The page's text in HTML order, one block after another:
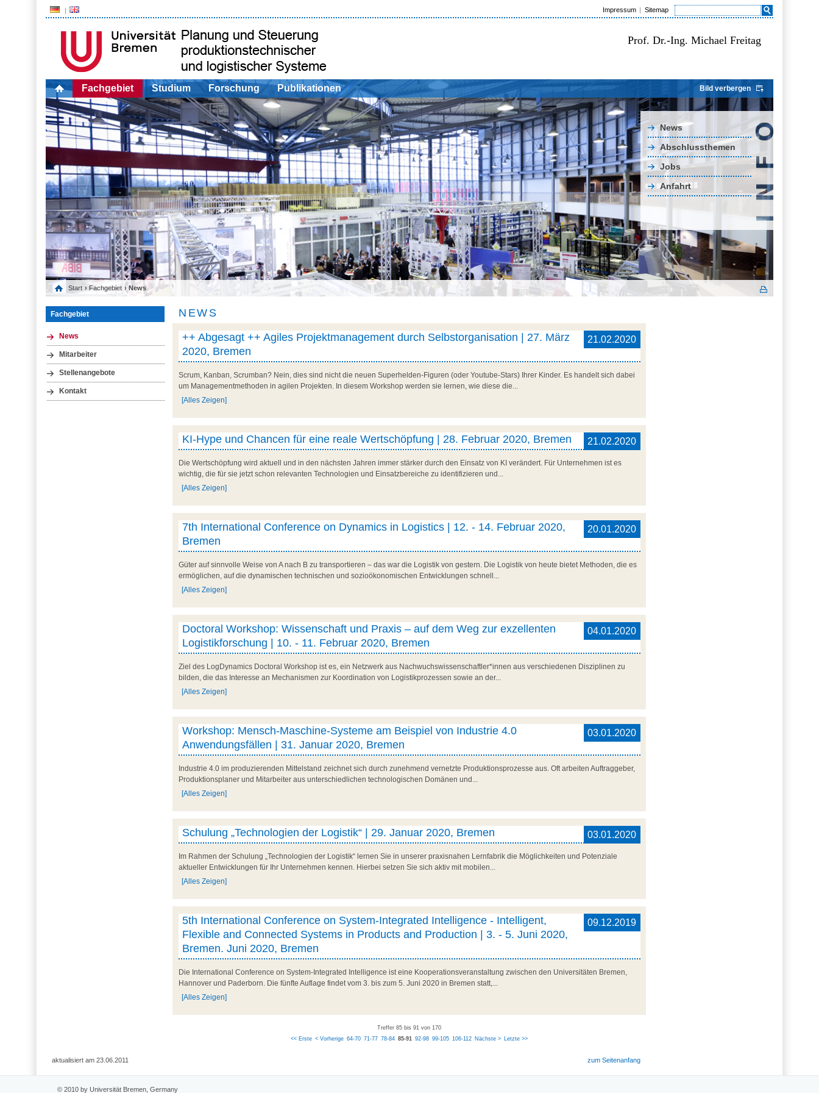
Impressum Sitemap
Prof. Dr.-Ing. Michael Freitag
Fachgebiet Studium Forschung Publikationen Bild verbergen
News
Abschlussthemen
Jobs
Anfahrt
Start › Fachgebiet › News
Fachgebiet
News
Mitarbeiter
Stellenangebote
Kontakt
NEWS
21.02.2020
++ Abgesagt ++ Agiles Projektmanagement durch Selbstorganisation | 27. März
2020, Bremen
Scrum, Kanban, Scrumban? Nein, dies sind nicht die neuen Superhelden-Figuren (oder Youtube-Stars) Ihrer Kinder. Es handelt sich dabei
um Managementmethoden in agilen Projekten. In diesem Workshop werden sie lernen, wie diese die...
[Alles Zeigen]
21.02.2020
KI-Hype und Chancen für eine reale Wertschöpfung | 28. Februar 2020, Bremen
Die Wertschöpfung wird aktuell und in den nächsten Jahren immer stärker durch den Einsatz von KI verändert. Für Unternehmen ist es
wichtig, die für sie jetzt schon relevanten Technologien und Einsatzbereiche zu identifizieren und...
[Alles Zeigen]
20.01.2020
7th International Conference on Dynamics in Logistics | 12. - 14. Februar 2020,
Bremen
Güter auf sinnvolle Weise von A nach B zu transportieren – das war die Logistik von gestern. Die Logistik von heute bietet Methoden, die es
ermöglichen, auf die dynamischen technischen und sozioökonomischen Entwicklungen schnell...
[Alles Zeigen]
04.01.2020
Doctoral Workshop: Wissenschaft und Praxis – auf dem Weg zur exzellenten
Logistikforschung | 10. - 11. Februar 2020, Bremen
Ziel des LogDynamics Doctoral Workshop ist es, ein Netzwerk aus Nachwuchswissenschaftler*innen aus verschiedenen Disziplinen zu
bilden, die das Interesse an Mechanismen zur Koordination von Logistikprozessen sowie an der...
[Alles Zeigen]
03.01.2020
Workshop: Mensch-Maschine-Systeme am Beispiel von Industrie 4.0
Anwendungsfällen | 31. Januar 2020, Bremen
Industrie 4.0 im produzierenden Mittelstand zeichnet sich durch zunehmend vernetzte Produktionsprozesse aus. Oft arbeiten Auftraggeber,
Produktionsplaner und Mitarbeiter aus unterschiedlichen technologischen Domänen und...
[Alles Zeigen]
03.01.2020
Schulung „Technologien der Logistik“ | 29. Januar 2020, Bremen
Im Rahmen der Schulung „Technologien der Logistik“ lernen Sie in unserer praxisnahen Lernfabrik die Möglichkeiten und Potenziale
aktueller Entwicklungen für Ihr Unternehmen kennen. Hierbei setzen Sie sich aktiv mit mobilen...
[Alles Zeigen]
09.12.2019
5th International Conference on System-Integrated Intelligence - Intelligent,
Flexible and Connected Systems in Products and Production | 3. - 5. Juni 2020,
Bremen. Juni 2020, Bremen
Die International Conference on System-Integrated Intelligence ist eine Kooperationsveranstaltung zwischen den Universitäten Bremen,
Hannover und Paderborn. Die fünfte Auflage findet vom 3. bis zum 5. Juni 2020 in Bremen statt,...
[Alles Zeigen]
Treffer 85 bis 91 von 170
<< Erste < Vorherige 64-70 71-77 78-84 85-91 92-98 99-105 106-112 Nächste > Letzte >>
aktualisiert am 23.06.2011 zum Seitenanfang
© 2010 by Universität Bremen, Germany